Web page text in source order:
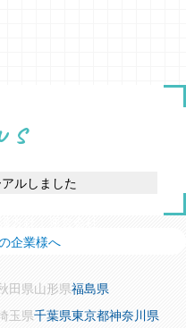
ルしました
企業様へ
田県山形県福島県
玉県千葉県東京都神奈川県